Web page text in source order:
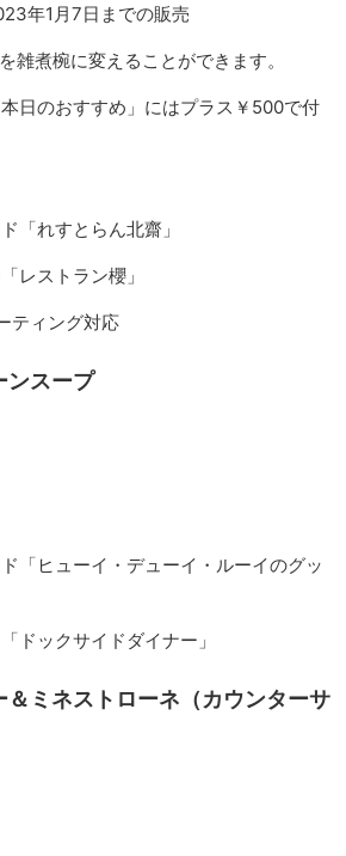
年1月7日までの販売
雑煮椀に変えることができます。
本日のおすすめ」にはプラス￥500で付
「れすとらん北齋」
レストラン櫻」
ティング対応
ンスープ
「ヒューイ・デューイ・ルーイのグッ
ドックサイドダイナー」
＆ミネストローネ（カウンターサ